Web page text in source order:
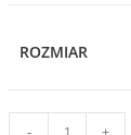
ROZMIAR